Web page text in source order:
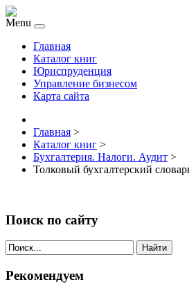
Menu
Главная
Каталог книг
Юриспруденция
Управление бизнесом
Карта сайта
Главная >
Каталог книг >
Бухгалтерия. Налоги. Аудит >
Толковый бухгалтерский
Поиск по сайту
Найти
Рекомендуем